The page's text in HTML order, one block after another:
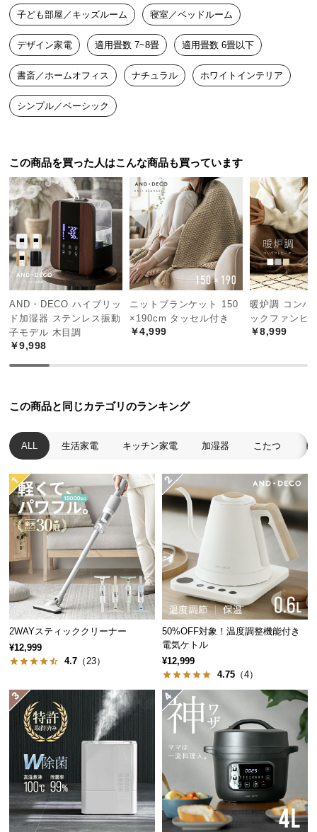
中
型
商
品
の
配
送
に
て
小
型
商
品
の
配
送
に
つ
い
て
梱
設
置
ー
ビ
ス
に
つ
い
て
搬
入
経
路
つ
い
て
返
品・
キ
ャ
ン
子ども部屋／キッズルーム 寝室／ベッドルーム
デザイン家電 適用畳数 7~8畳 適用畳数 6畳以下
書斎／ホームオフィス ナチュラル ホワイトインテリア
シンプル／ベーシック
この商品を買った人はこんな商品も買っています
AND・DECO ハイブリッ
ド加湿器 ステンレス振動
子モデル 木目調
￥9,998
ニットブランケット 150
×190cm タッセル付き
￥4,999
暖炉調 コンパ
ックファンヒ
￥8,999
この商品と同じカテゴリのランキング
ALL 生活家電 キッチン家電 加湿器 こたつ ヒ
2WAYスティッククリーナー
¥12,999
4.7 （23）
50%OFF対象！温度調整機能付き
電気ケトル
¥12,999
4.75 （4）